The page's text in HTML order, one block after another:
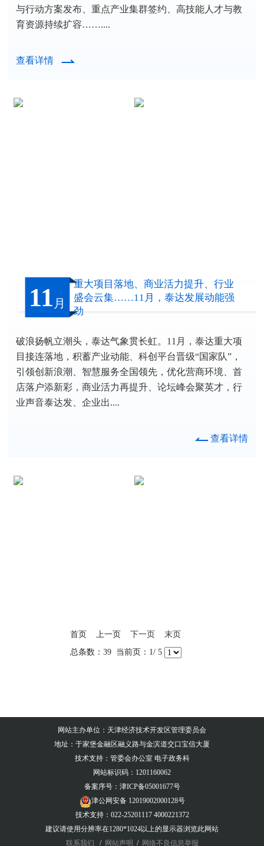
与行动方案发布、重点产业集群签约、高技能人才与教
育资源持续扩容……....
查看详情
11 月
重大项目落地、商业活力提升、行业
盛会云集……11月，泰达发展动能强
劲
破浪扬帆立潮头，泰达气象贯长虹。11月，泰达重大项
目接连落地，积蓄产业动能、科创平台晋级“国家队”，
引领创新浪潮、智慧服务全国领先，优化营商环境、首
店落户添新彩，商业活力再提升、论坛峰会聚英才，行
业声音泰达发、企业出....
查看详情
首页 上一页 下一页
末页
总条数：39 当前页：1/ 5
网站主办单位：天津经济技术开发区管理委员会
地址：于家堡金融区融义路与金滨道交口宝信大厦
技术支持：管委会办公室 电子政务科
网站标识码：1201160062
备案序号： 津ICP备05001677号
津公网安备 12019002000128号
技术支持：022-25201117 4000221372
建议请使用分辨率在1280*1024以上的显示器浏览此网站
联系我们
/ 网站声明 / 网络不良信息举报